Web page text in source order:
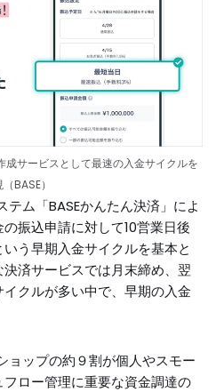
サービスとして最速の入金サイクルを
BASE）
テム「BASEかんたん決済」によ
振込申請に対して10営業日後
う早期入金サイクルを基本と
済サービスでは月末締め、翌
クルが多い中で、早期の入金
ョップの約９割が個人やスモー
ロー管理に重要な資金調達の